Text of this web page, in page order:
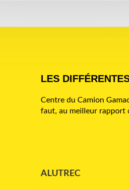
(4)
WABASH(2)
LES
Centre du Camion
faut, au meilleur rapport
ALUTREC